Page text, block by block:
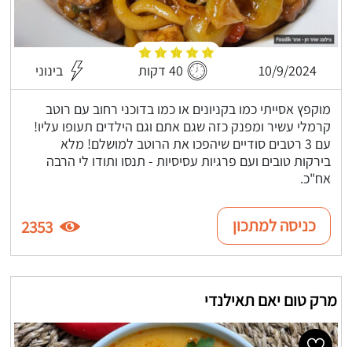
10/9/2024 40 דקות בינוני
מוקפץ אסייתי כמו בקניונים או כמו בדוכני רחוב עם רוטב
קרמלי עשיר ומפנק כזה שגם אתם וגם הילדים תעופו עליו!
עם 3 רטבים סודיים שיהפכו את הרוטב למושלם! מלא
בירקות טובים ועם פרגיות עסיסיות - תנסו ותודו לי הרבה
אח"כ.
כניסה למתכון 2353
מרק טום יאם תאילנדי